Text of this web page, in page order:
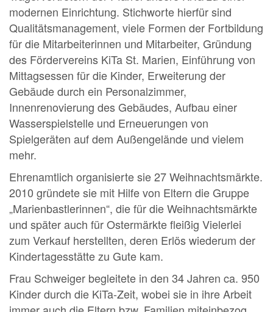
modernen Einrichtung. Stichworte hierfür sind
Qualitätsmanagement, viele Formen der Fortbildung
für die Mitarbeiterinnen und Mitarbeiter, Gründung
des Fördervereins KiTa St. Marien, Einführung von
Mittagsessen für die Kinder, Erweiterung der
Gebäude durch ein Personalzimmer,
Innenrenovierung des Gebäudes, Aufbau einer
Wasserspielstelle und Erneuerungen von
Spielgeräten auf dem Außengelände und vielem
mehr.
Ehrenamtlich organisierte sie 27 Weihnachtsmärkte.
2010 gründete sie mit Hilfe von Eltern die Gruppe
„Marienbastlerinnen“, die für die Weihnachtsmärkte
und später auch für Ostermärkte fleißig Vielerlei
zum Verkauf herstellten, deren Erlös wiederum der
Kindertagesstätte zu Gute kam.
Frau Schweiger begleitete in den 34 Jahren ca. 950
Kinder durch die KiTa-Zeit, wobei sie in ihre Arbeit